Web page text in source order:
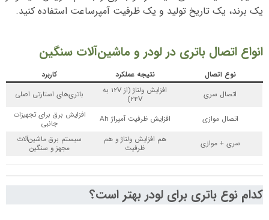
یک برند، یک تاریخ تولید و یک ظرفیت آمپرساعت استفاده کنید.
انواع اتصال باتری در لودر و ماشین‌آلات سنگین
نوع اتصال نتیجه عملکرد
کاربرد
اتصال سری
افزایش ولتاژ (از 12V به
24V)
باتری‌های استارتی اصلی
اتصال موازی افزایش ظرفیت آمپراژ Ah
افزایش برق برای تجهیزات
جانبی
سری + موازی
هم افزایش ولتاژ و هم
ظرفیت
سیستم برق ماشین‌آلات
مجهز و سنگین
کدام نوع باتری برای لودر بهتر است؟